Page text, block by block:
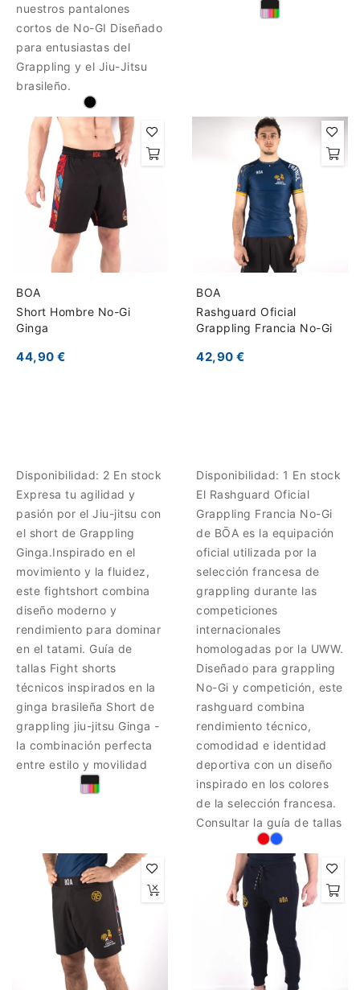
nuestros pantalones
cortos de No-GI Diseñado
para entusiastas del
Grappling y el Jiu-Jitsu
brasileño.
BOA
Short Hombre No-Gi
Ginga
44,90 €
Disponibilidad: 2 En stock
Expresa tu agilidad y
pasión por el Jiu-jitsu con
el short de Grappling
Ginga.Inspirado en el
movimiento y la fluidez,
este fightshort combina
diseño moderno y
rendimiento para dominar
en el tatami. Guía de
tallas Fight shorts
técnicos inspirados en la
ginga brasileña Short de
grappling jiu-jitsu Ginga -
la combinación perfecta
entre estilo y movilidad
BOA
Rashguard Oficial
Grappling Francia No-Gi
42,90 €
Disponibilidad: 1 En stock
El Rashguard Oficial
Grappling Francia No-Gi
de BŌA es la equipación
oficial utilizada por la
selección francesa de
grappling durante las
competiciones
internacionales
homologadas por la UWW.
Diseñado para grappling
No-Gi y competición, este
rashguard combina
rendimiento técnico,
comodidad e identidad
deportiva con un diseño
inspirado en los colores
de la selección francesa.
Consultar la guía de tallas